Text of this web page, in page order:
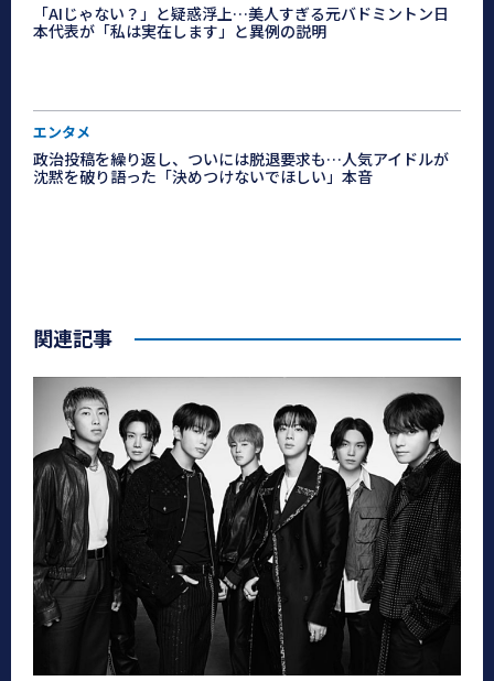
「AIじゃない？」と疑惑浮上…美人すぎる元バドミントン日
本代表が「私は実在します」と異例の説明
エンタメ
政治投稿を繰り返し、ついには脱退要求も…人気アイドルが
沈黙を破り語った「決めつけないでほしい」本音
関連記事